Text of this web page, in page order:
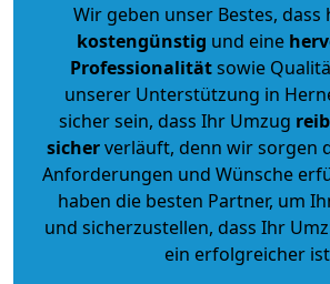
Wir geben unser Bestes, dass
kostengünstig und eine
Professionalitätsowie
unserer Unterstützung in
sicher sein, dass Ihr Umzug
sicherverläuft, denn wir sorgen
Anforderungen und Wünsche
haben die besten Partner, um
und sicherzustellen, dass Ihr
ein erfolgreicher